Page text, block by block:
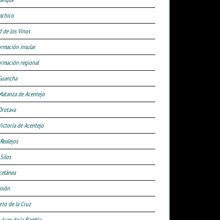
de los Vinos
insular
regional
de Acentejo
de Acentejo
de la Cruz